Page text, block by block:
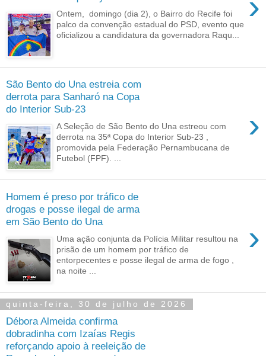
Ontem, domingo (dia 2), o Bairro do Recife foi
palco da convenção estadual do PSD, evento que
oficializou a candidatura da governadora Raqu...
São Bento do Una estreia com
derrota para Sanharó na Copa
do Interior Sub-23
›
A Seleção de São Bento do Una estreou com
derrota na 35ª Copa do Interior Sub-23 ,
promovida pela Federação Pernambucana de
Futebol (FPF). ...
Homem é preso por tráfico de
drogas e posse ilegal de arma
em São Bento do Una
›
Uma ação conjunta da Polícia Militar resultou na
prisão de um homem por tráfico de
entorpecentes e posse ilegal de arma de fogo ,
na noite ...
quinta-feira, 30 de julho de 2026
Débora Almeida confirma
dobradinha com Izaías Regis
reforçando apoio à reeleição de